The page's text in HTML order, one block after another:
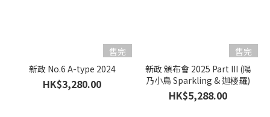
售完
新政 No.6 A-type 2024
HK$3,280.00
售完
新政 頒布會 2025 Part III (陽
乃小鳥 Sparkling & 迦楼羅)
HK$5,288.00